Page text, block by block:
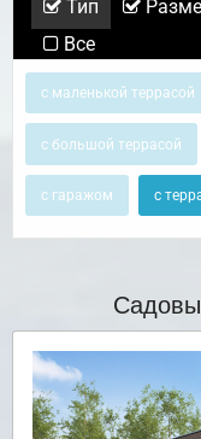
Тип
Все
с маленькой террасой
с большой террасой
с гаражом с